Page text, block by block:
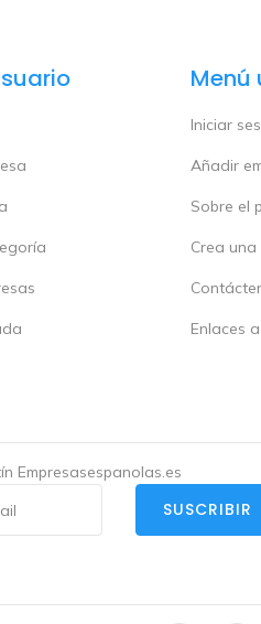
Menú
Iniciar
Añadir
Sobre el
Crea
Enlaces
Empresasespanolas.es
SUSCRIBIR